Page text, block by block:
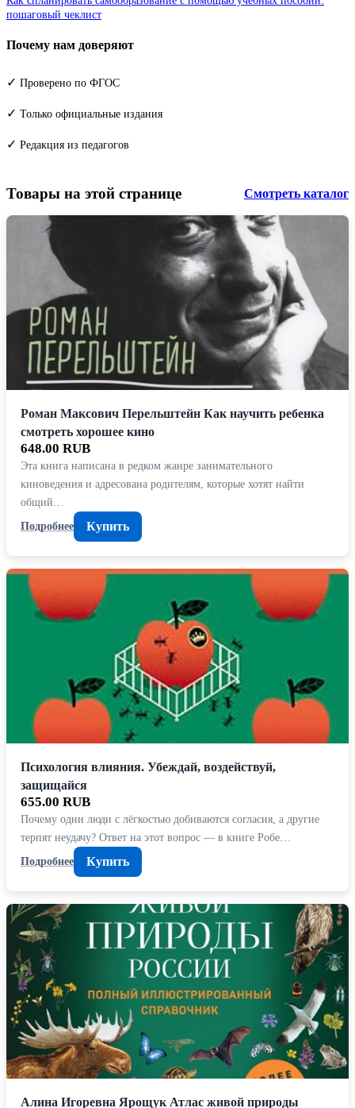
пошаговый чеклист
Почему нам доверяют
✓ Проверено по ФГОС
✓ Только официальные издания
✓ Редакция из педагогов
Товары на этой странице Смотреть каталог
Роман Максович Перельштейн Как научить ребенка
смотреть хорошее кино
648.00 RUB
Эта книга написана в редком жанре занимательного
киноведения и адресована родителям, которые хотят найти
общий…
Подробнее
Купить
Психология влияния. Убеждай, воздействуй,
защищайся
655.00 RUB
Почему одни люди с лёгкостью добиваются согласия, а другие
терпят неудачу? Ответ на этот вопрос — в книге Робе…
Подробнее
Купить
Алина Игоревна Ярощук Атлас живой природы